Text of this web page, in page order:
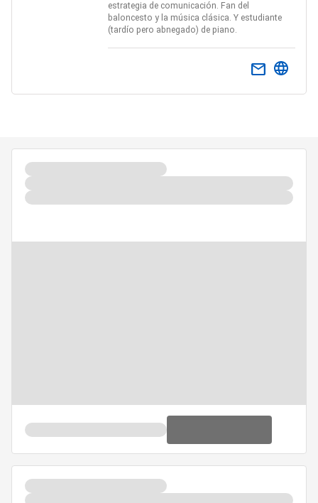
estrategia de comunicación. Fan del
baloncesto y la música clásica. Y estudiante
(tardío pero abnegado) de piano.
email